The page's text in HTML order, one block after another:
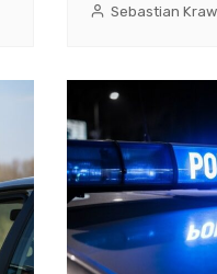
Sebastian